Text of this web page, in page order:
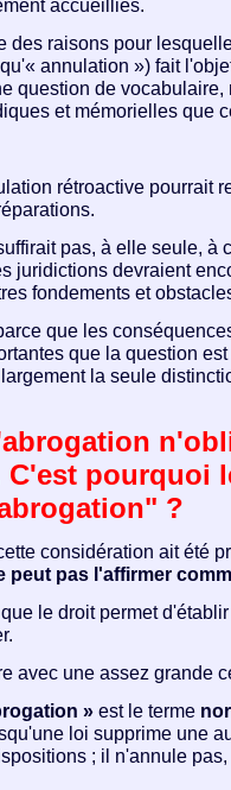
des raisons pour
annulation ») fait
question de vocabulaire,
et mémorielles que
rétroactive pourrait
pas, à elle seule, à
juridictions devraient
fondements et
que les
que la question
la seule
C'est pourquoi
?
considération ait été
peut pas l'affirmer
le droit permet
avec une assez grande
» est le terme
loi supprime une
; il n'annule